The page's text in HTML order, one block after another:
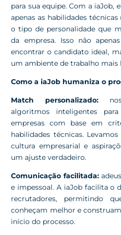
para sua equipe. Com a iaJob,
apenas as habilidades
o tipo de personalidade que
da empresa. Isso não
encontrar o candidato ideal,
um ambiente de trabalho
Como a iaJob humaniza o
Match personalizado:
algoritmos inteligentes
empresas com base em
habilidades técnicas.
cultura empresarial e
um ajuste verdadeiro.
Comunicação facilitada:
e impessoal. A iaJob facilita o
recrutadores, permitindo
conheçam melhor e
início do processo.